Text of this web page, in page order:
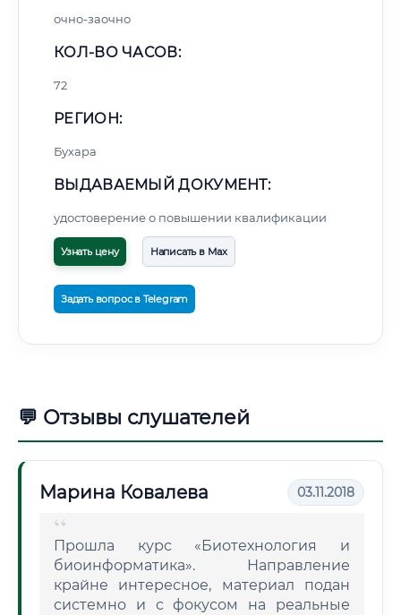
очно-заочно
КОЛ-ВО ЧАСОВ:
72
РЕГИОН:
Бухара
ВЫДАВАЕМЫЙ ДОКУМЕНТ:
удостоверение о повышении квалификации
Узнать цену Написать в Max
Задать вопрос в Telegram
💬 Отзывы слушателей
Марина Ковалева 03.11.2018
Прошла курс «Биотехнология и
биоинформатика». Направление
крайне интересное, материал подан
системно и с фокусом на реальные